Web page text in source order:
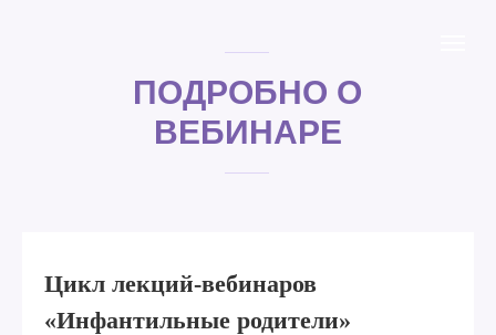
ПОДРОБНО О
ВЕБИНАРЕ
Цикл лекций-вебинаров
«Инфантильные родители»